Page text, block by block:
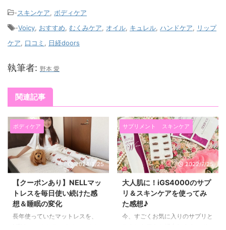
-スキンケア
ボディケア
-Voicy おすすめ むくみケア オイル キュレル ハンドケア
リップ
ケア
口コミ 日経doors
執筆者: 野本 愛
関連記事
ボディケア
2024/3/25
【クーポンあり】NELLマッ
トレスを毎日使い続けた感
想＆睡眠の変化
長年使っていたマットレスを、
サプリメント スキンケア
2022/7/25
大人肌に！iGS4000のサプ
リ＆スキンケアを使ってみ
た感想♪
今、すごくお気に入りのサプリと